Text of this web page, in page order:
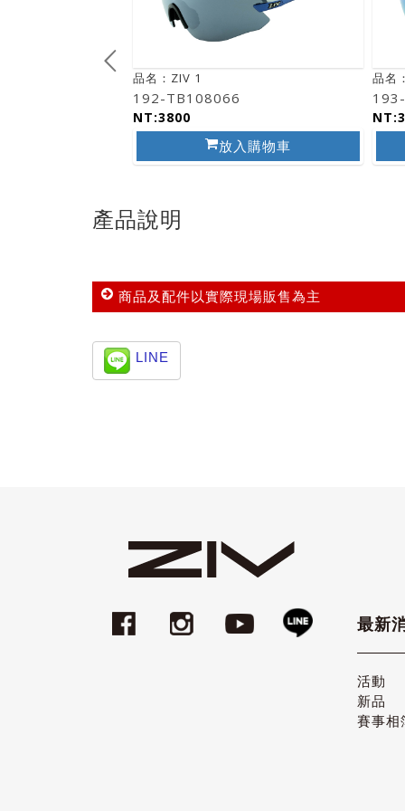
品名：ZIV 1
192-TB108066
NT:3800
放入購物車
品名
產品說明
商品及配件以實際現場販售為主
LINE
最新
活動
新品
賽事相